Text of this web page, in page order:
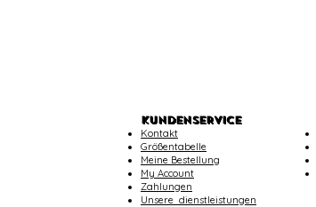
KUNDENSERVICE
Kontakt
Größentabelle
Meine Bestellung
My Account
Zahlungen
​Unsere dienstleistungen